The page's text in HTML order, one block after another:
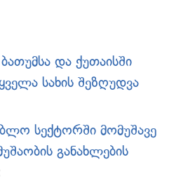
და ქუთაისში
სახის შეზღუდვა
სექტორში მომუშავე
განახლების